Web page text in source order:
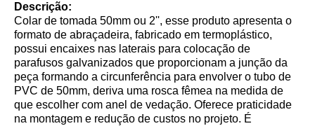
Descrição:
Colar de tomada 50mm ou 2'', esse produto apresenta o
formato de abraçadeira, fabricado em termoplástico,
possui encaixes nas laterais para colocação de
parafusos galvanizados que proporcionam a junção da
peça formando a circunferência para envolver o tubo de
PVC de 50mm, deriva uma rosca fêmea na medida de
que escolher com anel de vedação. Oferece praticidade
na montagem e redução de custos no projeto. É